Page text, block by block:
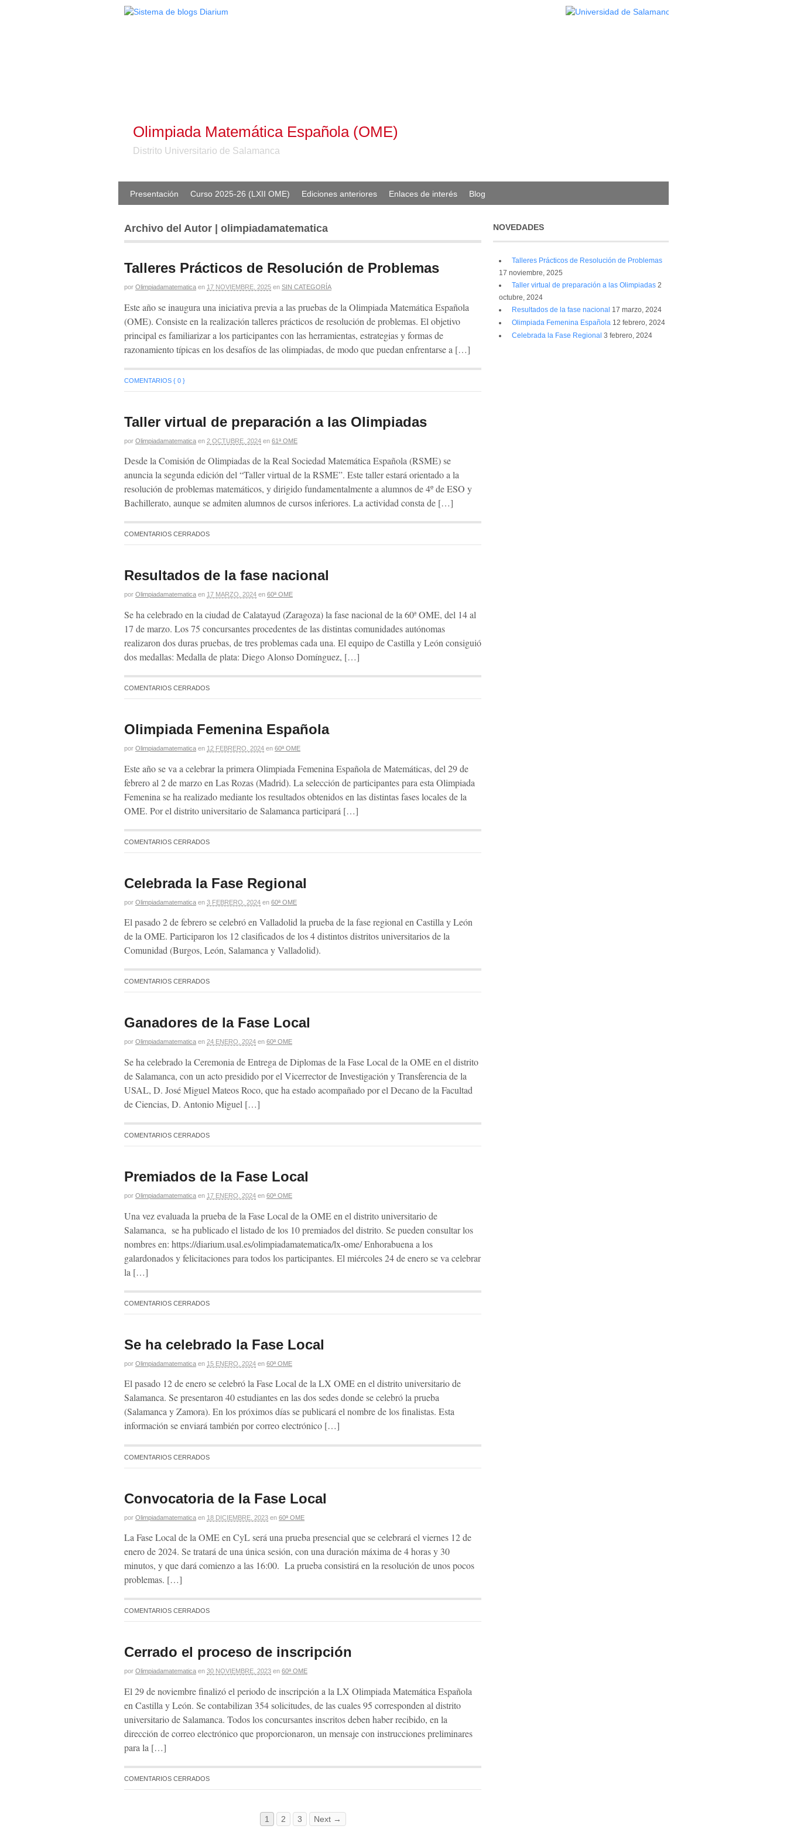
Olimpiada Matemática Española (OME)
Distrito Universitario de Salamanca
Presentación Curso 2025-26 (LXII OME) Ediciones anteriores Enlaces de interés Blog
Archivo del Autor | olimpiadamatematica
Talleres Prácticos de Resolución de Problemas
por Olimpiadamatematica en 17 NOVIEMBRE, 2025 en SIN CATEGORÍA
Este año se inaugura una iniciativa previa a las pruebas de la Olimpiada Matemática Española
(OME). Consiste en la realización talleres prácticos de resolución de problemas. El objetivo
principal es familiarizar a los participantes con las herramientas, estrategias y formas de
razonamiento típicas en los desafíos de las olimpiadas, de modo que puedan enfrentarse a […]
COMENTARIOS { 0 }
Taller virtual de preparación a las Olimpiadas
por Olimpiadamatematica en 2 OCTUBRE, 2024 en 61ª OME
Desde la Comisión de Olimpiadas de la Real Sociedad Matemática Española (RSME) se
anuncia la segunda edición del “Taller virtual de la RSME”. Este taller estará orientado a la
resolución de problemas matemáticos, y dirigido fundamentalmente a alumnos de 4º de ESO y
Bachillerato, aunque se admiten alumnos de cursos inferiores. La actividad consta de […]
COMENTARIOS CERRADOS
Resultados de la fase nacional
por Olimpiadamatematica en 17 MARZO, 2024 en 60ª OME
Se ha celebrado en la ciudad de Calatayud (Zaragoza) la fase nacional de la 60ª OME, del 14 al
17 de marzo. Los 75 concursantes procedentes de las distintas comunidades autónomas
realizaron dos duras pruebas, de tres problemas cada una. El equipo de Castilla y León consiguió
dos medallas: Medalla de plata: Diego Alonso Domínguez, […]
COMENTARIOS CERRADOS
Olimpiada Femenina Española
por Olimpiadamatematica en 12 FEBRERO, 2024 en 60ª OME
Este año se va a celebrar la primera Olimpiada Femenina Española de Matemáticas, del 29 de
febrero al 2 de marzo en Las Rozas (Madrid). La selección de participantes para esta Olimpiada
Femenina se ha realizado mediante los resultados obtenidos en las distintas fases locales de la
OME. Por el distrito universitario de Salamanca participará […]
COMENTARIOS CERRADOS
Celebrada la Fase Regional
por Olimpiadamatematica en 3 FEBRERO, 2024 en 60ª OME
El pasado 2 de febrero se celebró en Valladolid la prueba de la fase regional en Castilla y León
de la OME. Participaron los 12 clasificados de los 4 distintos distritos universitarios de la
Comunidad (Burgos, León, Salamanca y Valladolid).
COMENTARIOS CERRADOS
Ganadores de la Fase Local
por Olimpiadamatematica en 24 ENERO, 2024 en 60ª OME
Se ha celebrado la Ceremonia de Entrega de Diplomas de la Fase Local de la OME en el distrito
de Salamanca, con un acto presidido por el Vicerrector de Investigación y Transferencia de la
USAL, D. José Miguel Mateos Roco, que ha estado acompañado por el Decano de la Facultad
de Ciencias, D. Antonio Miguel […]
COMENTARIOS CERRADOS
Premiados de la Fase Local
por Olimpiadamatematica en 17 ENERO, 2024 en 60ª OME
Una vez evaluada la prueba de la Fase Local de la OME en el distrito universitario de
Salamanca, se ha publicado el listado de los 10 premiados del distrito. Se pueden consultar los
nombres en: https://diarium.usal.es/olimpiadamatematica/lx-ome/ Enhorabuena a los
galardonados y felicitaciones para todos los participantes. El miércoles 24 de enero se va celebrar
la […]
COMENTARIOS CERRADOS
Se ha celebrado la Fase Local
por Olimpiadamatematica en 15 ENERO, 2024 en 60ª OME
El pasado 12 de enero se celebró la Fase Local de la LX OME en el distrito universitario de
Salamanca. Se presentaron 40 estudiantes en las dos sedes donde se celebró la prueba
(Salamanca y Zamora). En los próximos días se publicará el nombre de los finalistas. Esta
información se enviará también por correo electrónico […]
COMENTARIOS CERRADOS
Convocatoria de la Fase Local
por Olimpiadamatematica en 18 DICIEMBRE, 2023 en 60ª OME
La Fase Local de la OME en CyL será una prueba presencial que se celebrará el viernes 12 de
enero de 2024. Se tratará de una única sesión, con una duración máxima de 4 horas y 30
minutos, y que dará comienzo a las 16:00. La prueba consistirá en la resolución de unos pocos
problemas. […]
COMENTARIOS CERRADOS
Cerrado el proceso de inscripción
por Olimpiadamatematica en 30 NOVIEMBRE, 2023 en 60ª OME
El 29 de noviembre finalizó el periodo de inscripción a la LX Olimpiada Matemática Española
en Castilla y León. Se contabilizan 354 solicitudes, de las cuales 95 corresponden al distrito
universitario de Salamanca. Todos los concursantes inscritos deben haber recibido, en la
dirección de correo electrónico que proporcionaron, un mensaje con instrucciones preliminares
para la […]
COMENTARIOS CERRADOS
1 2 3 Next →
NOVEDADES
Talleres Prácticos de Resolución de Problemas
17 noviembre, 2025
Taller virtual de preparación a las Olimpiadas 2
octubre, 2024
Resultados de la fase nacional 17 marzo, 2024
Olimpiada Femenina Española 12 febrero, 2024
Celebrada la Fase Regional 3 febrero, 2024